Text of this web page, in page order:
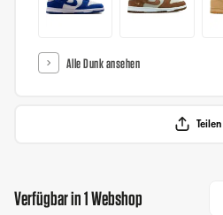
Alle Dunk ansehen
Teilen
Verfügbar in 1 Webshop